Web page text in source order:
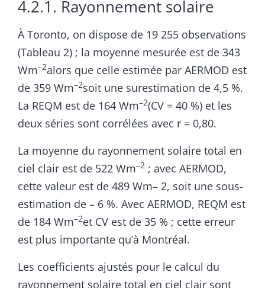
4.2.1. Rayonnement solaire
À Toronto, on dispose de 19 255 observations
(Tableau 2) ; la moyenne mesurée est de 343
Wm–2alors que celle estimée par AERMOD est
de 359 Wm–2soit une surestimation de 4,5 %.
La REQM est de 164 Wm–2(CV = 40 %) et les
deux séries sont corrélées avec r = 0,80.
La moyenne du rayonnement solaire total en
ciel clair est de 522 Wm–2 ; avec AERMOD,
cette valeur est de 489 Wm– 2, soit une sous-
estimation de – 6 %. Avec AERMOD, REQM est
de 184 Wm–2et CV est de 35 % ; cette erreur
est plus importante qu’à Montréal.
Les coefficients ajustés pour le calcul du
rayonnement solaire total en ciel clair sont